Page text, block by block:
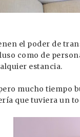
el poder de
como de
estancia.
mucho tiempo
que tuviera un